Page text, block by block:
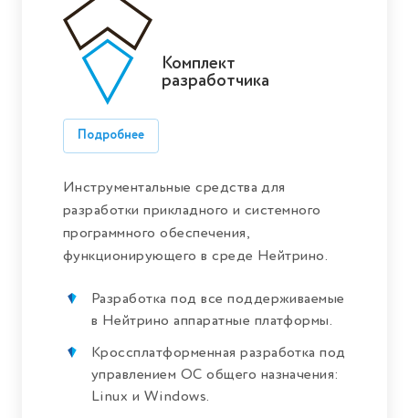
Комплект
разработчика
Подробнее
Инструментальные средства для
разработки прикладного и системного
программного обеспечения,
функционирующего в среде Нейтрино.
Разработка под все поддерживаемые
в Нейтрино аппаратные платформы.
Кроссплатформенная разработка под
управлением ОС общего назначения:
Linux и Windows.